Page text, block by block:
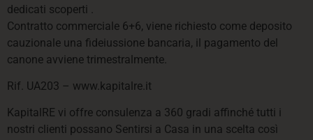
dedicati scoperti .
Contratto commerciale 6+6, viene richiesto come deposito
cauzionale una fideiussione bancaria, il pagamento del
canone avviene trimestralmente.
Rif. UA203 – www.kapitalre.it
KapitalRE vi offre consulenza a 360 gradi affinché tutti i
nostri clienti possano Sentirsi a Casa in una scelta così